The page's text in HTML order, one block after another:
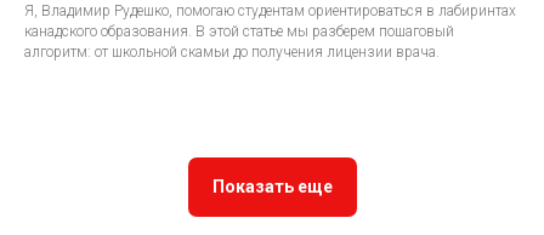
Я, Владимир Рудешко, помогаю студентам ориентироваться в лабиринтах
канадского образования. В этой статье мы разберем пошаговый
алгоритм: от школьной скамьи до получения лицензии врача.
Показать еще